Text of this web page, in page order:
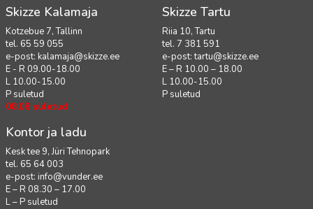
Skizze Kalamaja
Kotzebue 7, Tallinn
tel. 65 59 055
e-post: kalamaja@skizze.ee
E - R 09.00-18.00
L 10.00-15.00
P suletud
08.08 suletud
Skizze Tartu
Riia 10, Tartu
tel. 7 381 591
e-post:tartu@skizze.ee
E – R 10.00 – 18.00
L 10.00-15.00
P suletud
Kontor ja ladu
Kesk tee 9, Jüri Tehnopark
tel. 65 64 003
e-post: info@vunder.ee
E – R 08.30 – 17.00
L – P suletud